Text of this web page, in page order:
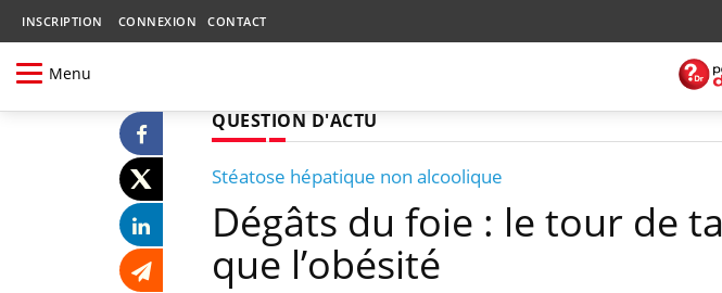
INSCRIPTION CONNEXION CONTACT
Menu
QUESTION D'ACTU
Stéatose hépatique non alcoolique
Dégâts du foie : le tour de
que l’obésité